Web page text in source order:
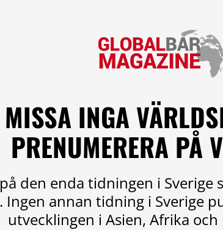
MISSA INGA
PRENUMERERA PÅ
den enda tidningen i Sverige
Ingen annan tidning i Sverige
utvecklingen i Asien, Afrika